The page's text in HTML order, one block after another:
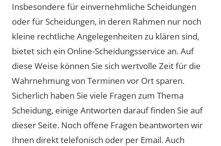
Insbesondere für einvernehmliche Scheidungen
oder für Scheidungen, in deren Rahmen nur noch
kleine rechtliche Angelegenheiten zu klären sind,
bietet sich ein Online-Scheidungsservice an. Auf
diese Weise können Sie sich wertvolle Zeit für die
Wahrnehmung von Terminen vor Ort sparen.
Sicherlich haben Sie viele Fragen zum Thema
Scheidung, einige Antworten darauf finden Sie auf
dieser Seite. Noch offene Fragen beantworten wir
Ihnen direkt telefonisch oder per Email. Auch